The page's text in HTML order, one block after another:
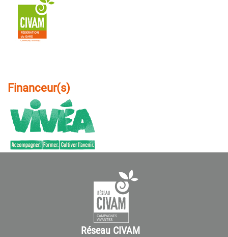
Financeur(s)
Réseau CIVAM